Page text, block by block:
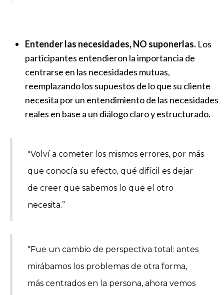
Entender las necesidades, NO suponerlas. Los
participantes entendieron la importancia de
centrarse en las necesidades mutuas,
reemplazando los supuestos de lo que su cliente
necesita por un entendimiento de las necesidades
reales en base a un diálogo claro y estructurado.
"Volví a cometer los mismos errores, por más
que conocía su efecto, qué difícil es dejar
de creer que sabemos lo que el otro
necesita.”
"Fue un cambio de perspectiva total: antes
mirábamos los problemas de otra forma,
más centrados en la persona, ahora vemos